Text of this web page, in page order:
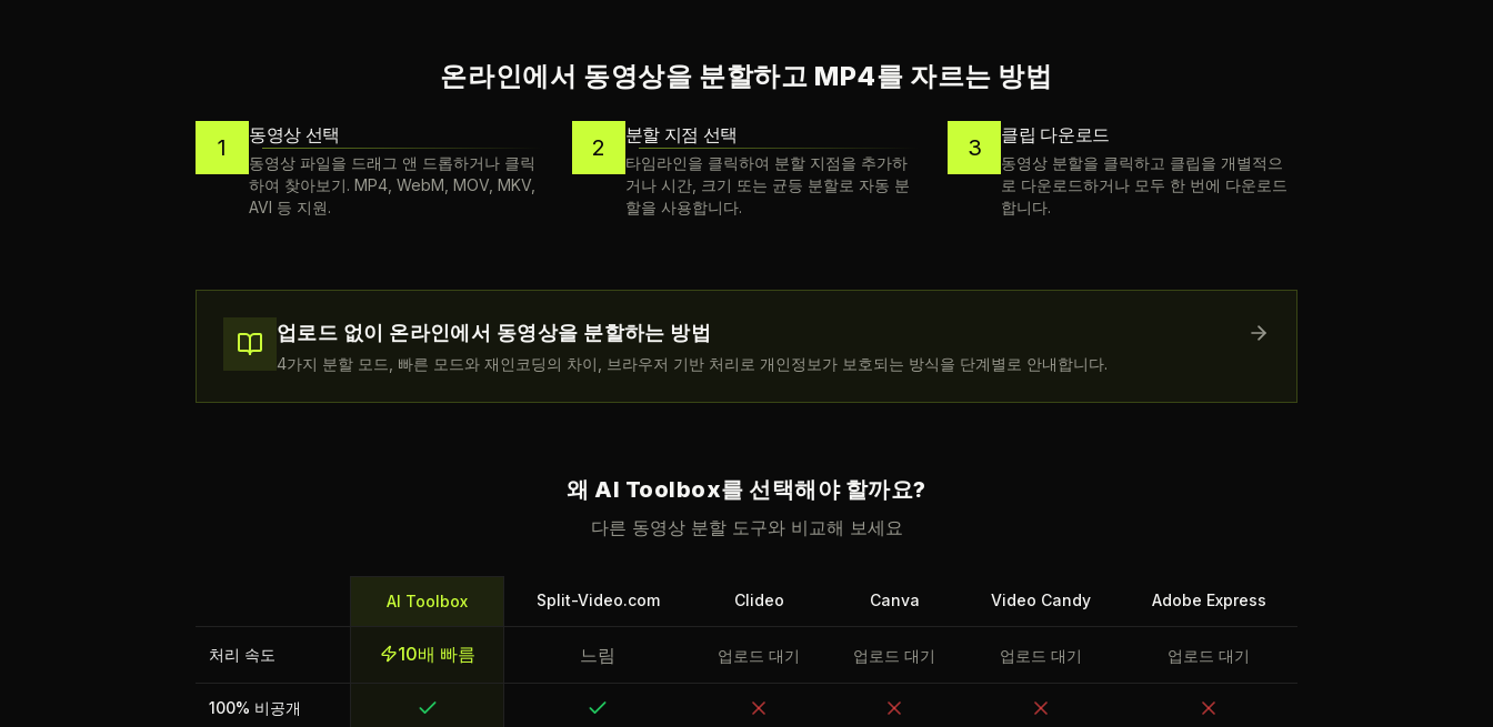
온라인에서 동영상을 분할하고 MP4를 자르는 방법
1 동영상 선택
동영상 파일을 드래그 앤 드롭하거나 클릭
하여 찾아보기. MP4, WebM, MOV, MKV,
AVI 등 지원.
2 분할 지점 선택
타임라인을 클릭하여 분할 지점을 추가하
거나 시간, 크기 또는 균등 분할로 자동 분
할을 사용합니다.
3 클립 다운로드
동영상 분할을 클릭하고 클립을 개별적으
로 다운로드하거나 모두 한 번에 다운로드
합니다.
업로드 없이 온라인에서 동영상을 분할하는 방법
4가지 분할 모드, 빠른 모드와 재인코딩의 차이, 브라우저 기반 처리로 개인정보가 보호되는 방식을 단계별로 안내합니다.
왜 AI Toolbox를 선택해야 할까요?
다른 동영상 분할 도구와 비교해 보세요
AI Toolbox Split-Video.com Clideo Canva Video Candy Adobe Express
처리 속도 10배 빠름 느림 업로드 대기 업로드 대기 업로드 대기 업로드 대기
100% 비공개